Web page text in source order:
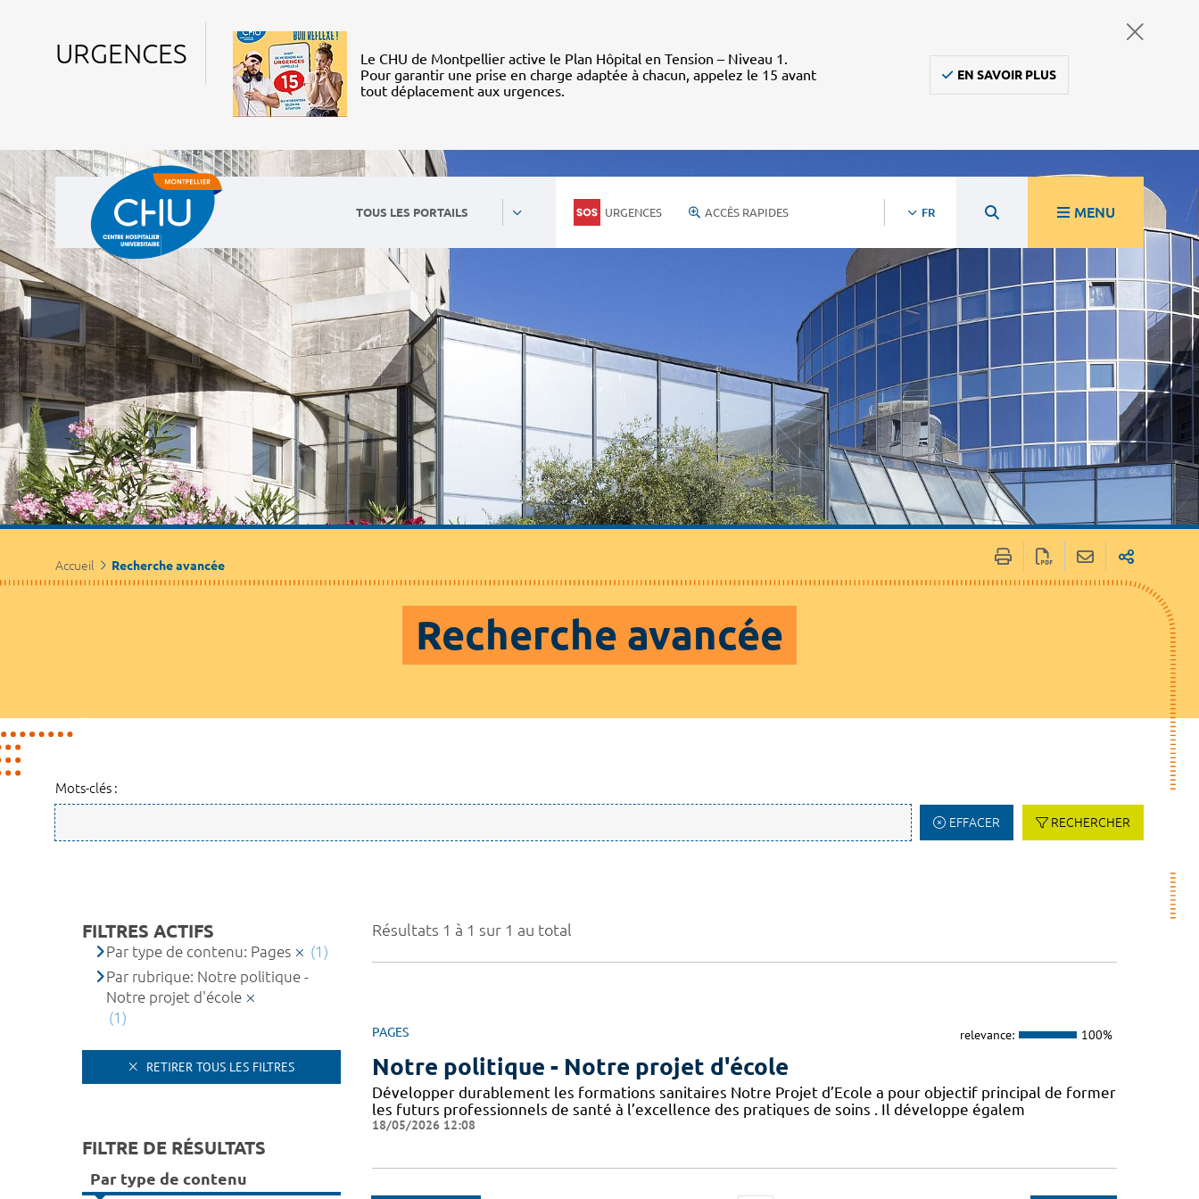
URGENCES
Le CHU de Montpellier active le Plan Hôpital en Tension – Niveau 1.
Pour garantir une prise en charge adaptée à chacun, appelez le 15 avant
tout déplacement aux urgences.
EN SAVOIR PLUS
TOUS LES PORTAILS URGENCES ACCÈS RAPIDES FR MENU
Accueil Recherche avancée
Recherche avancée
Mots-clés :
EFFACER RECHERCHER
Résultats 1 à 1 sur 1 au total
PAGES relevance: 100%
Notre politique - Notre projet d'école
Développer durablement les formations sanitaires Notre Projet d’Ecole a pour objectif principal de former
les futurs professionnels de santé à l’excellence des pratiques de soins . Il développe égalem
18/05/2026 12:08
FILTRES ACTIFS
Par type de contenu: Pages
(1)
Par rubrique: Notre politique -
Notre projet d'école
(1)
RETIRER TOUS LES FILTRES
FILTRE DE RÉSULTATS
Par type de contenu